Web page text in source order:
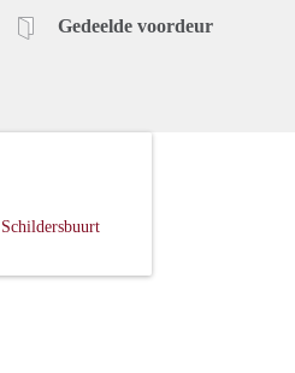
Gedeelde voordeur